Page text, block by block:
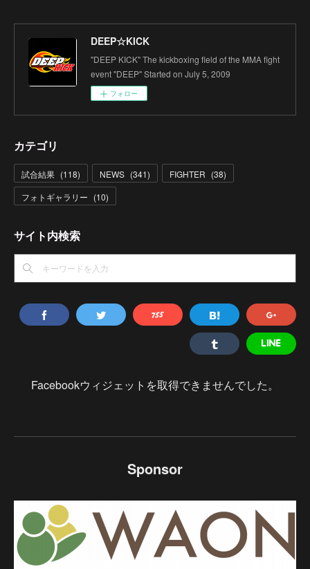
DEEP☆KICK
"DEEP KICK" The kickboxing field of the MMA fight
event "DEEP" Started on July 5, 2009
フォロー
カテゴリ
試合結果 (118) NEWS (341) FIGHTER (38)
フォトギャラリー (10)
サイト内検索
Facebookウィジェットを取得できませんでした。
Sponsor